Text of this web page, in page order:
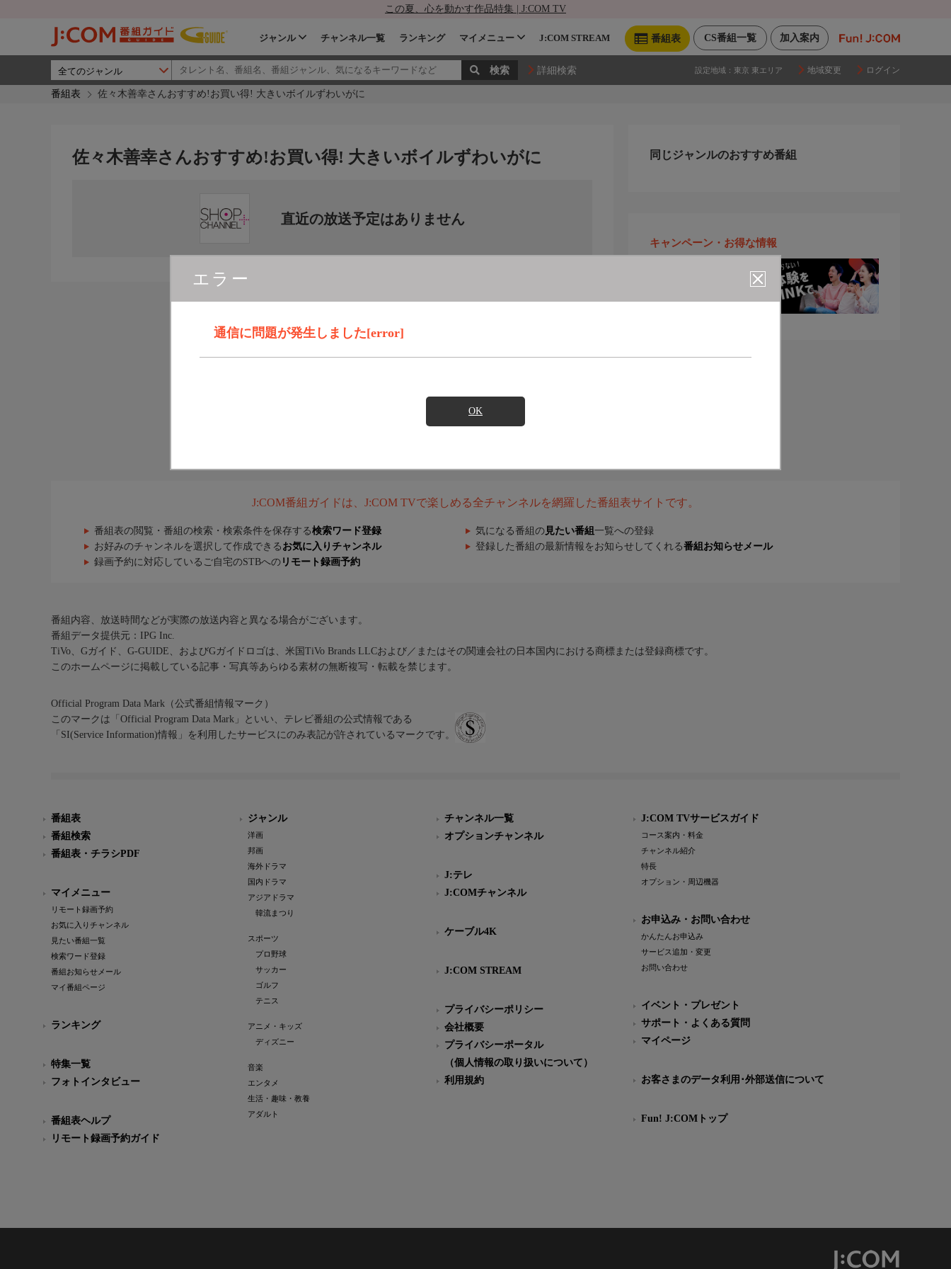
この夏、心を動かす作品特集 | J:COM TV
加入案内
CS番組一覧
番組表
ジャンル チャンネル一覧 ランキング マイメニュー J:COM STREAM
詳細検索 設定地域： 東京 東エリア 地域変更 ログイン
番組表 佐々木善幸さんおすすめ!お買い得! 大きいボイルずわいがに
エラー
通信に問題が発生しました[error]
OK
佐々木善幸さんおすすめ!お買い得! 大きいボイルずわいがに
直近の放送予定はありません
同じジャンルのおすすめ番組
キャンペーン・お得な情報
J:COM番組ガイドは、J:COM TVで楽しめる全チャンネルを網羅した番組表サイトです。
番組表の閲覧・番組の検索・検索条件を保存する検索ワード登録 気になる番組の 見たい番組 一覧への登録
お好みのチャンネルを選択して作成できる お気に入りチャンネル 登録した番組の最新情報をお知らせしてくれる番組お知らせメール
録画予約に対応しているご自宅のSTBへの リモート録画予約
番組内容、放送時間などが実際の放送内容と異なる場合がございます。
番組データ提供元：IPG Inc.
TiVo、Gガイド、G-GUIDE、およびGガイドロゴは、米国TiVo Brands LLCおよび／またはその関連会社の日本国内における商標または登録商標です。
このホームページに掲載している記事・写真等あらゆる素材の無断複写・転載を禁じます。
Official Program Data Mark（公式番組情報マーク）
このマークは「Official Program Data Mark」といい、テレビ番組の公式情報である
「SI(Service Information)情報」を利用したサービスにのみ表記が許されているマークです。
番組表
番組検索
番組表・チラシPDF
マイメニュー
リモート録画予約
お気に入りチャンネル
見たい番組一覧
検索ワード登録
番組お知らせメール
マイ番組ページ
ランキング
特集一覧
フォトインタビュー
番組表ヘルプ
リモート録画予約ガイド
ジャンル
洋画
邦画
海外ドラマ
国内ドラマ
アジアドラマ
韓流まつり
スポーツ
プロ野球
サッカー
ゴルフ
テニス
アニメ・キッズ
ディズニー
音楽
エンタメ
生活・趣味・教養
アダルト
チャンネル一覧
オプションチャンネル
J:テレ
J:COMチャンネル
ケーブル4K
J:COM STREAM
プライバシーポリシー
会社概要
プライバシーポータル
（個人情報の取り扱いについて）
利用規約
J:COM TVサービスガイド
コース案内・料金
チャンネル紹介
特長
オプション・周辺機器
お申込み・お問い合わせ
かんたんお申込み
サービス追加・変更
お問い合わせ
イベント・プレゼント
サポート・よくある質問
マイページ
お客さまのデータ利用･外部送信について
Fun! J:COMトップ